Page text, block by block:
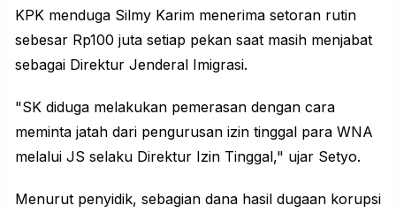
KPK menduga Silmy Karim menerima setoran rutin
sebesar Rp100 juta setiap pekan saat masih menjabat
sebagai Direktur Jenderal Imigrasi.
"SK diduga melakukan pemerasan dengan cara
meminta jatah dari pengurusan izin tinggal para WNA
melalui JS selaku Direktur Izin Tinggal," ujar Setyo.
Menurut penyidik, sebagian dana hasil dugaan korupsi